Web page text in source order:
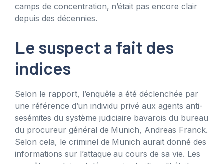
camps de concentration, n’était pas encore clair
depuis des décennies.
Le suspect a fait des
indices
Selon le rapport, l’enquête a été déclenchée par
une référence d’un individu privé aux agents anti-
sesémites du système judiciaire bavarois du bureau
du procureur général de Munich, Andreas Franck.
Selon cela, le criminel de Munich aurait donné des
informations sur l’attaque au cours de sa vie. Les